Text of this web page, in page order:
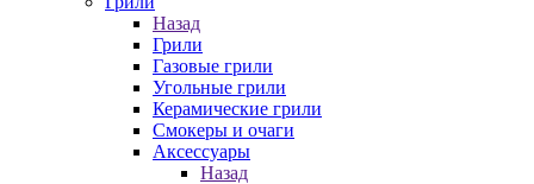
Назад
Грили
Газовые грили
Угольные грили
Керамические грили
Смокеры и очаги
Аксессуары
Назад